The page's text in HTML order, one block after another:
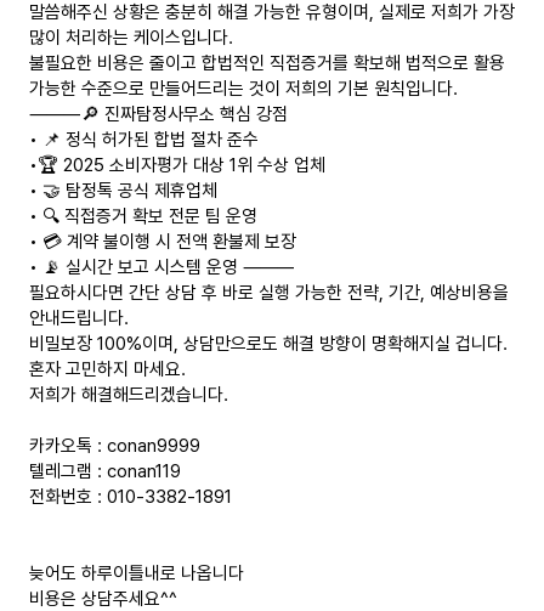
말씀해주신 상황은 충분히 해결 가능한 유형이며, 실제로 저희가 가장
많이 처리하는 케이스입니다.
불필요한 비용은 줄이고 합법적인 직접증거를 확보해 법적으로 활용
가능한 수준으로 만들어드리는 것이 저희의 기본 원칙입니다.
⸻🔎 진짜탐정사무소 핵심 강점
• 📌 정식 허가된 합법 절차 준수
•🏆 2025 소비자평가 대상 1위 수상 업체
• 🤝 탐정톡 공식 제휴업체
• 🔍 직접증거 확보 전문 팀 운영
• 💳 계약 불이행 시 전액 환불제 보장
• 📡 실시간 보고 시스템 운영 ⸻
필요하시다면 간단 상담 후 바로 실행 가능한 전략, 기간, 예상비용을
안내드립니다.
비밀보장 100%이며, 상담만으로도 해결 방향이 명확해지실 겁니다.
혼자 고민하지 마세요.
저희가 해결해드리겠습니다.
카카오톡 : conan9999
텔레그램 : conan119
전화번호 : 010-3382-1891
늦어도 하루이틀내로 나옵니다
비용은 상담주세요^^